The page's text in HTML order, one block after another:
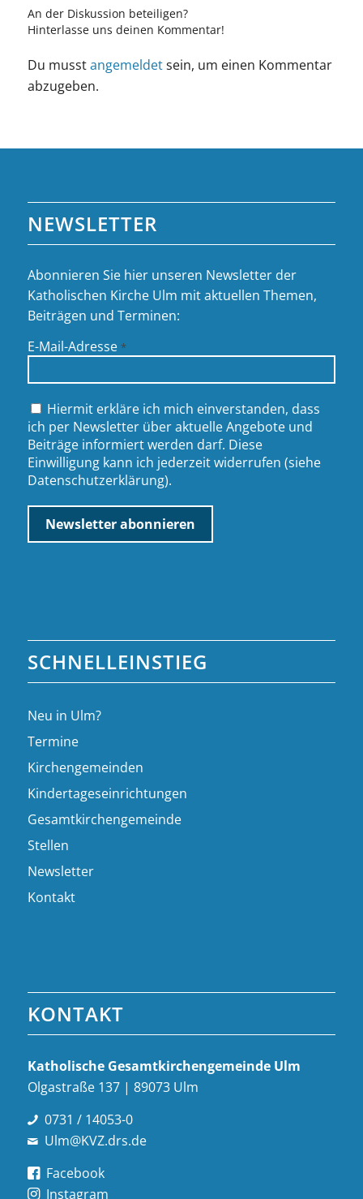
An der Diskussion beteiligen?
Hinterlasse uns deinen Kommentar!
Du musstangemeldetsein, um einen Kommentar
abzugeben.
NEWSLETTER
Abonnieren Sie hier unseren Newsletter der
Katholischen Kirche Ulm mit aktuellen Themen,
Beiträgen und Terminen:
E-Mail-Adresse *
Hiermit erkläre ich mich einverstanden, dass
ich per Newsletter über aktuelle Angebote und
Beiträge informiert werden darf. Diese
Einwilligung kann ich jederzeit widerrufen (siehe
Datenschutzerklärung).
SCHNELLEINSTIEG
Neu in Ulm?
Termine
Kirchengemeinden
Kindertageseinrichtungen
Gesamtkirchengemeinde
Stellen
Newsletter
Kontakt
KONTAKT
Katholische Gesamt­kirchen­gemeinde Ulm
Olgastraße 137 | 89073 Ulm
0731 / 14053-0
Ulm@KVZ.drs.de
Facebook
Instagram